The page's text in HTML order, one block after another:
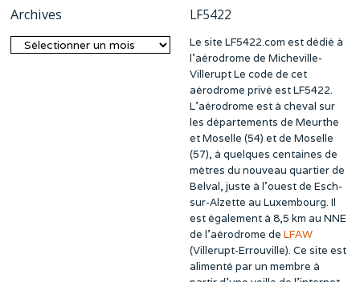
Archives
Archives
LF5422
Le site LF5422.com est dédié à
l’aérodrome de Micheville-
Villerupt Le code de cet
aérodrome privé est LF5422.
L’aérodrome est à cheval sur
les départements de Meurthe
et Moselle (54) et de Moselle
(57), à quelques centaines de
mètres du nouveau quartier de
Belval, juste à l’ouest de Esch-
sur-Alzette au Luxembourg. Il
est également à 8,5 km au NNE
de l’aérodrome de LFAW
(Villerupt-Errouville). Ce site est
alimenté par un membre à